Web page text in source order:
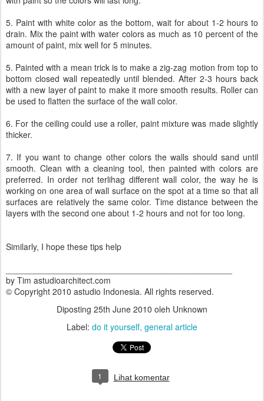
5. Paint with white color as the bottom, wait for about 1-2 hours to
drain. Mix the paint with water colors as much as 10 percent of the
amount of paint, mix well for 5 minutes.
5. Painted with a mean trick is to make a zig-zag motion from top to
bottom closed wall repeatedly until blended. After 2-3 hours back
with a new layer of paint to make it more smooth results. Roller can
be used to flatten the surface of the wall color.
6. For the ceiling could use a roller, paint mixture was made slightly
thicker.
7. If you want to change other colors the walls should sand until
smooth. Clean with a cleaning tool, then painted with colors are
preferred. In order not terlihag different wall color, the way he is
working on one area of wall surface on the spot at a time so that all
surfaces are relatively the same color. Time distance between the
layers with the second one about 1-2 hours and not for too long.
Similarly, I hope these tips help
by Tim astudioarchitect.com
© Copyright 2010 astudio Indonesia. All rights reserved.
Diposting 25th June 2010 oleh Unknown
Label: do it yourself general article
1 Lihat komentar